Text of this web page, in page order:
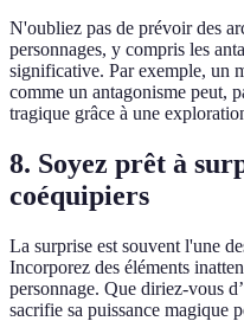
N'oubliez pas de prévoir des
personnages, y compris les
significative. Par exemple, un
comme un antagonisme peut,
tragique grâce à une
8. Soyez prêt à
coéquipiers
La surprise est souvent l'une
Incorporez des éléments
personnage. Que diriez-vous
sacrifie sa puissance magique